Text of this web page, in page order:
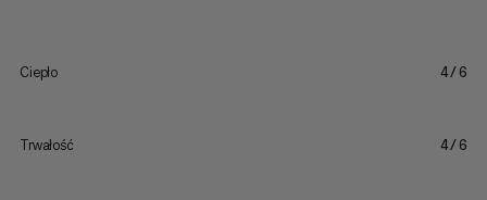
Ciepło 4/6
Trwałość 4/6